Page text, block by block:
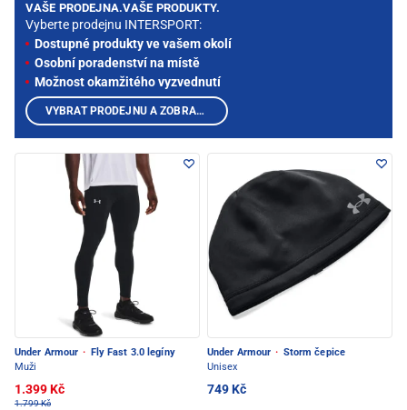
Under Armour ·
Fly Fast 3.0 legíny
Muži
1.399 Kč
1.799 Kč
Under Armour · Storm čepice
Unisex
749 Kč
VAŠE PRODEJNA.VAŠE PRODUKTY.
Vyberte prodejnu INTERSPORT:
Dostupné produkty ve vašem okolí
Osobní poradenství na místě
Možnost okamžitého vyzvednutí
VYBRAT PRODEJNU A ZOBRAZIT PRODUKTY